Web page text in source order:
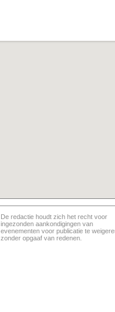
De redactie houdt zich het recht voor
ingezonden aankondigingen van
evenementen voor publicatie te
zonder opgaaf van redenen.